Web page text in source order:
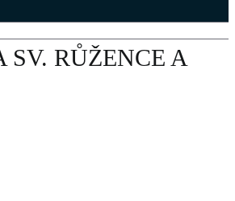
RŮŽENCE A